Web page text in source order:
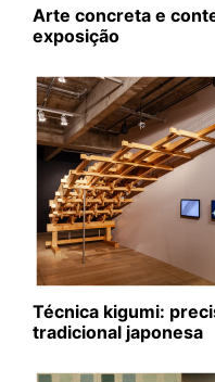
Arte concreta e
exposição
Técnica kigumi:
tradicional japonesa